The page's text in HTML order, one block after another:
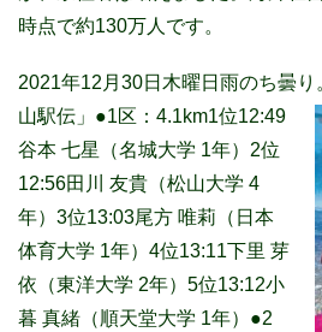
時点で約130万人です。
2021年12月30日木曜日雨のち曇
山駅伝」 ●1区：4.1km1位12:49
谷本 七星（名城大学 1年）2位
12:56田川 友貴（松山大学 4
年）3位13:03尾方 唯莉（日本
体育大学 1年）4位13:11下里 芽
依（東洋大学 2年）5位13:12小
暮 真緒（順天堂大学 1年）●2